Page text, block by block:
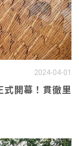
2024-04-01
式開幕！貫徹里